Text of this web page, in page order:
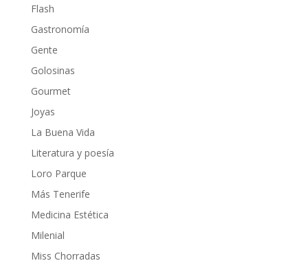
Flash
Gastronomía
Gente
Golosinas
Gourmet
Joyas
La Buena Vida
Literatura y poesía
Loro Parque
Más Tenerife
Medicina Estética
Milenial
Miss Chorradas